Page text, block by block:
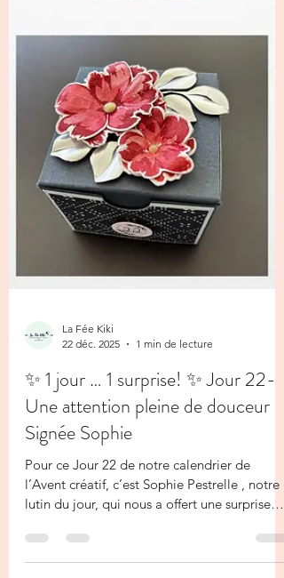
La Fée Kiki
22 déc. 2025
1 min de lecture
✨ 1 jour … 1 surprise! ✨ Jour 22-
Une attention pleine de douceur